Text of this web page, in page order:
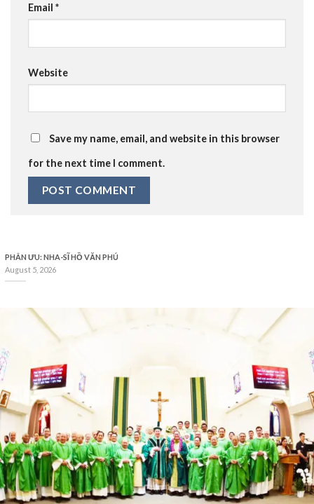
Email *
Website
Save my name, email, and website in this browser
for the next time I comment.
PHÂN ƯU: NHA-SĨ HỒ VĂN PHÚ
August 5, 2026